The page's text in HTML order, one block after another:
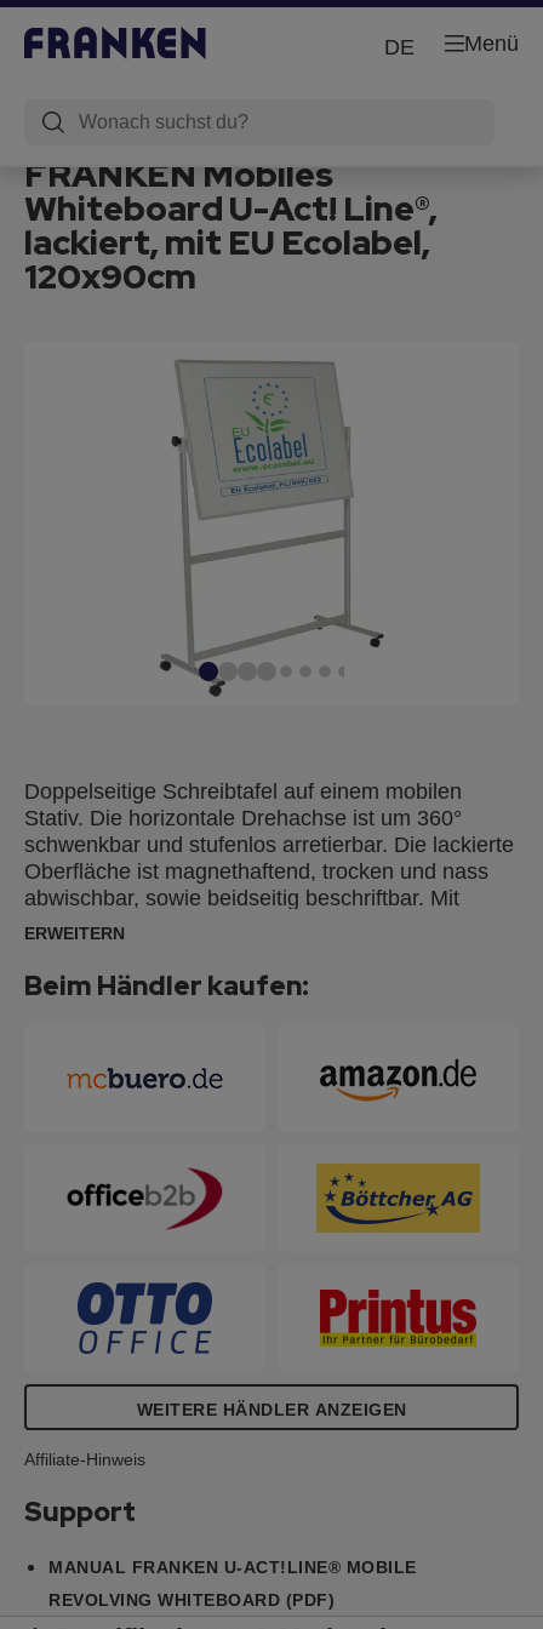
Menü
DE
FRANKEN Mobiles
Whiteboard U-Act! Line®,
lackiert, mit EU Ecolabel,
120x90cm
Doppelseitige Schreibtafel auf einem mobilen
Stativ. Die horizontale Drehachse ist um 360°
schwenkbar und stufenlos arretierbar. Die lackierte
Oberfläche ist magnethaftend, trocken und nass
abwischbar, sowie beidseitig beschriftbar. Mit
integrierter Ablageleiste und vier Doppellenkrollen
Rahmen sind aus silbereloxiertem Aluminium.
für herausragende Umweltleistungen steht und
eine geringere Umweltbelastung während des
stammenden Materialien reduziert Transportwege
und der Produktionsprozess ist nach ISO 14001
zertifiziert. 5 Jahre Herstellergarantie.
ERWEITERN
Beim Händler kaufen:
WEITERE HÄNDLER ANZEIGEN
Affiliate-Hinweis
Support
MANUAL FRANKEN U-ACT!LINE® MOBILE
REVOLVING WHITEBOARD (PDF)